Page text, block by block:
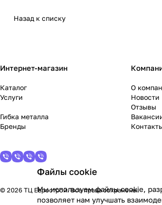
Назад к списку
Интернет-магазин
Каталог
Услуги
Гибка металла
Бренды
О
Новости
Отзывы
© 2026 ТЦ Еврострой. Все права сохранены.
Файлы cookie
Мы используем файлы cookie,
позволяет нам улучшать